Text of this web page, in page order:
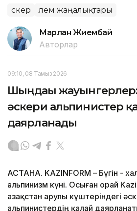
Әскер Әлем жаңалықтары
Марлан Жиембай
Авторлар
09:10, 08 Тамыз 2026
Шыңдағы жауынгерлер:
әскери альпинистер
даярланады
АСТАНА. KAZINFORM – Бүгін -
альпинизм күні. Осыған орай
Қазақстан Қарулы күштеріндегі
альпинистердің қалай